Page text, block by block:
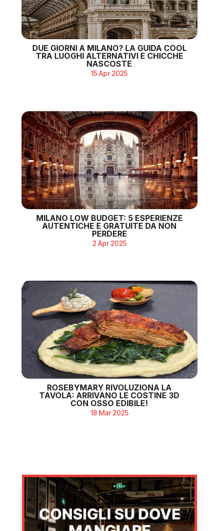
DUE GIORNI A MILANO? LA GUIDA COOL
TRA LUOGHI ALTERNATIVI E CHICCHE
NASCOSTE
15 Apr 2025
MILANO LOW BUDGET: 5 ESPERIENZE
AUTENTICHE E GRATUITE DA NON
PERDERE
2 Apr 2025
ROSEBYMARY RIVOLUZIONA LA
TAVOLA: ARRIVANO LE COSTINE 3D
CON OSSO EDIBILE!
18 Mar 2025